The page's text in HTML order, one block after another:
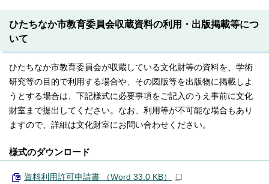
ひたちなか市教育委員会収蔵資料の利用・出版掲載等につ
いて
ひたちなか市教育委員会が収蔵している文化財等の資料を、学術
研究等の目的で利用する場合や、その図版等を出版物に掲載しよ
うとする場合は、下記様式に必要事項をご記入のうえ事前に文化
財室まで提出してください。なお、利用等が不可能な場合もあり
ますので、詳細は文化財室にお問い合わせください。
様式のダウンロード
資料利用許可申請書 （Word 33.0 KB）